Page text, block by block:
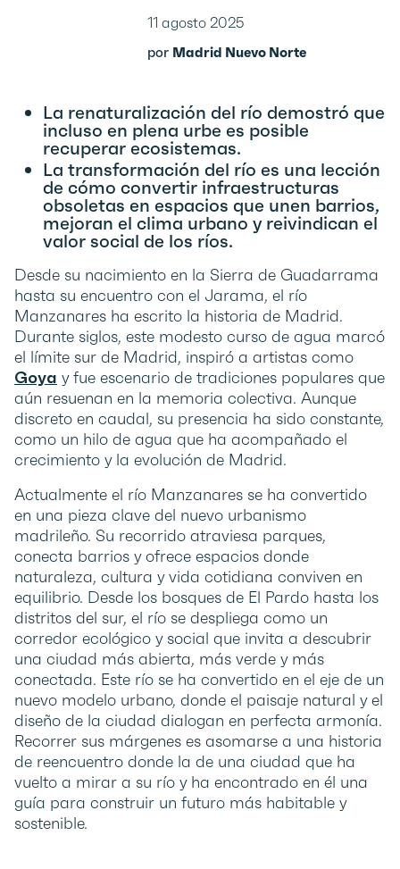
La renaturalización del río demostró que
incluso en plena urbe es posible
recuperar ecosistemas.
La transformación del río es una lección
de cómo convertir infraestructuras
obsoletas en espacios que unen barrios,
mejoran el clima urbano y reivindican el
valor social de los ríos.
Desde su nacimiento en la Sierra de Guadarrama
hasta su encuentro con el Jarama, el río
Manzanares ha escrito la historia de Madrid.
Durante siglos, este modesto curso de agua marcó
el límite sur de Madrid, inspiró a artistas como
Goya y fue escenario de tradiciones populares que
aún resuenan en la memoria colectiva. Aunque
discreto en caudal, su presencia ha sido constante,
como un hilo de agua que ha acompañado el
crecimiento y la evolución de Madrid.
Actualmente el río Manzanares se ha convertido
en una pieza clave del nuevo urbanismo
madrileño. Su recorrido atraviesa parques,
conecta barrios y ofrece espacios donde
naturaleza, cultura y vida cotidiana conviven en
equilibrio. Desde los bosques de El Pardo hasta los
distritos del sur, el río se despliega como un
corredor ecológico y social que invita a descubrir
una ciudad más abierta, más verde y más
conectada. Este río se ha convertido en el eje de un
nuevo modelo urbano, donde el paisaje natural y el
diseño de la ciudad dialogan en perfecta armonía.
Recorrer sus márgenes es asomarse a una historia
de reencuentro donde la de una ciudad que ha
vuelto a mirar a su río y ha encontrado en él una
guía para construir un futuro más habitable y
sostenible.
11 agosto 2025
por Madrid Nuevo Norte